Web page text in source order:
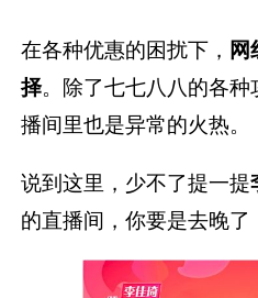
在各种优惠的困扰下， 网
择。除了七七八八的各
播间里也是异常的火热。
说到这里，少不了提一提
的直播间，你要是去晚了